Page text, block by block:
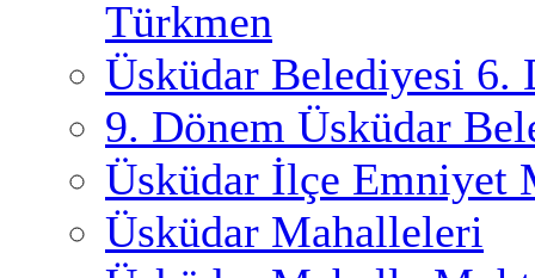
Türkmen
Üsküdar Belediyesi 6.
9. Dönem Üsküdar
Üsküdar İlçe Emniyet
Üsküdar Mahalleleri